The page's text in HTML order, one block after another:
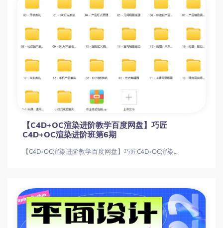
【C4D+OC渲染进阶教学百度网盘】巧匠
C4D+OC渲染进阶班第6期
【C4D+OC渲染进阶教学百度网盘】巧匠C4D+OC渲染进阶班第6期【C4D+OC渲染进阶教学百度网盘】巧匠C4D+OC渲染进阶班第